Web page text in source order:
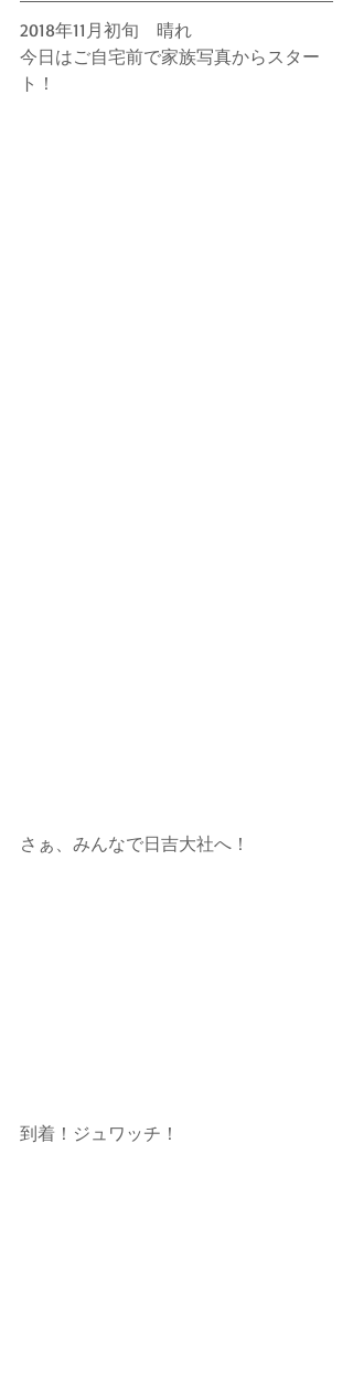
2018年11月初旬　晴れ
今日はご自宅前で家族写真からスター
ト！
さぁ、みんなで日吉大社へ！
到着！ジュワッチ！